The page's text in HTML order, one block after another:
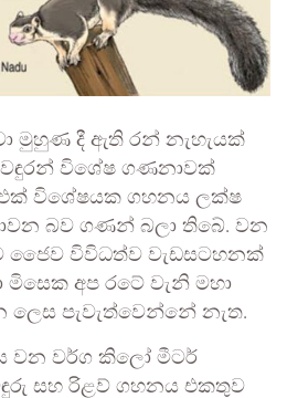
මුහුණ දී ඇති රන් නැහැයක්
විශේෂ ගණනාවක්
විශේෂයක ගහනය ලක්ෂ
බව ගණන් බලා තිබේ. වන
ජෛව විවිධත්ව වැඩසටහනක්
මිසෙක අප රටේ වැනි මහා
පැවැත්වෙන්නේ නැත.
වන වර්ග කිලෝ මීටර්
සහ රිළව් ගහනය එකතුව